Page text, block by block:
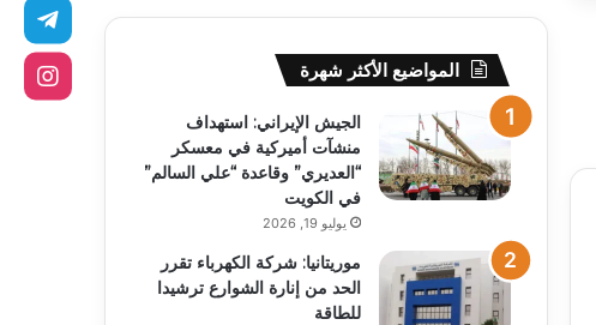
المواضيع الأكثر شهرة
الجيش الإيراني: استهداف
منشآت أميركية في معسكر
“العديري” وقاعدة “علي السالم”
في الكويت
يوليو 19, 2026
موريتانيا: شركة الكهرباء تقرر
الحد من إنارة الشوارع ترشيدا
للطاقة